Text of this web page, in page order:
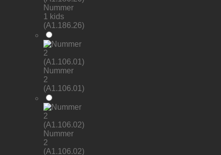
Nummer
1 kids
(A1.186.26)
Nummer
2
(A1.106.01)
Nummer
2
(A1.106.02)